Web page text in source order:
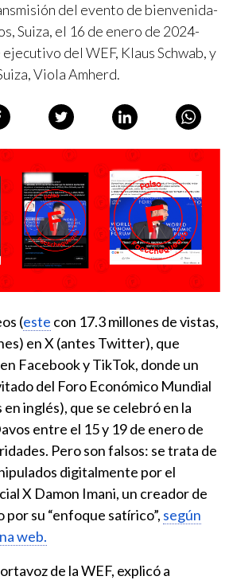
del evento de bienvenida-
Suiza, el 16 de enero de 2024-
del WEF, Klaus Schwab, y
Viola Amherd.
(este con 17.3 millones de vistas,
en X (antes Twitter), que
Facebook y TikTok, donde un
del Foro Económico Mundial
en inglés), que se celebró en la
entre el 15 y 19 de enero de
Pero son falsos: se trata de
digitalmente por el
X Damon Imani, un creador de
su “enfoque satírico”, según
web.
de la WEF, explicó a